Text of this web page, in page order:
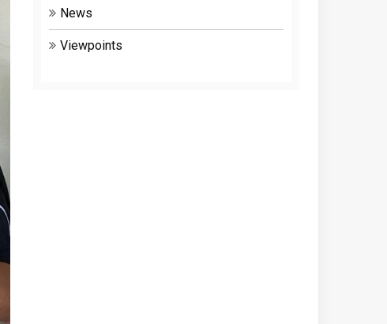
News
Viewpoints